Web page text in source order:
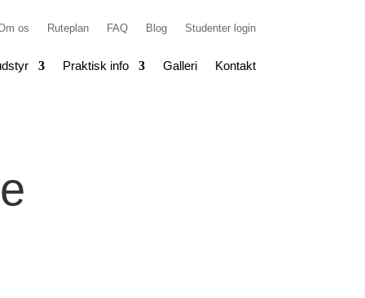
os Ruteplan FAQ Blog Studenter login
Praktisk info Galleri Kontakt